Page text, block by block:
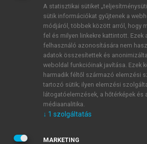
ÚJ FIÓK LÉTREHOZÁSA
1 óra díjmentes hozzáférés
E-MAIL-CÍM
JELSZÓ
A statisztikai sütiket
sütik információkat gyűjtenek a
módjáról, többek között arról, hogy
fel és milyen linkekre kattintott. Ezek
felhasználó azonosítására nem
adatok összesítettek és
weboldal funkcióinak javítása. Ezek
harmadik féltől származó elemzési
tartozó sütik; ilyen elemzési
látogatóelemzések, a hőtérképek és
médiaanalitika.
↓ 1 szolgáltatás
MARKETING